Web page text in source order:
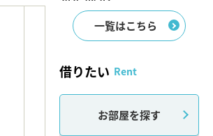
一覧はこちら
借りたい Rent
お部屋を探す